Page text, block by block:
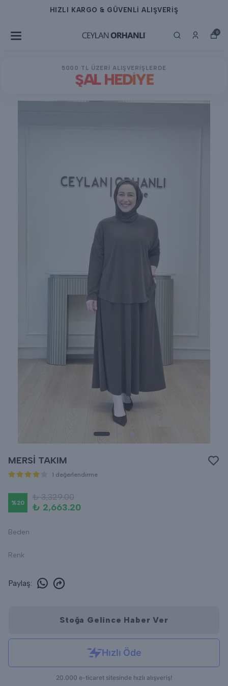
HIZLI KARGO & GÜVENLİ ALIŞVERİŞ
0
5000 TL ÜZERİ ALIŞVERİŞLERDE
ŞAL HEDİYE
MERSİ TAKIM
1 değerlendirme
%20
₺ 3,329.00
₺ 2,663.20
Beden
Renk
Paylaş:
Stoğa Gelince Haber Ver